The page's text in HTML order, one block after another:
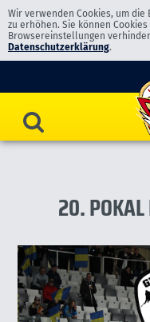
Wir verwenden Cookies, um
zu erhöhen. Sie können
Browsereinstellungen
Datenschutzerklärung.
20. POKAL